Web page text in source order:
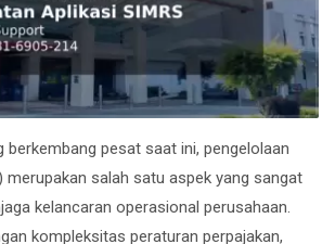
berkembang pesat saat ini, pengelolaan
merupakan salah satu aspek yang sangat
kelancaran operasional perusahaan.
kompleksitas peraturan perpajakan,